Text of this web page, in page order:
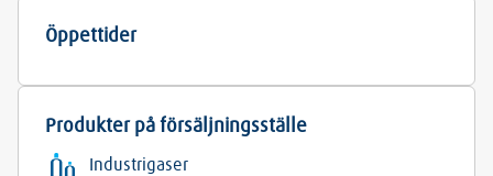
Öppettider
Produkter på försäljningsställe
Industrigaser